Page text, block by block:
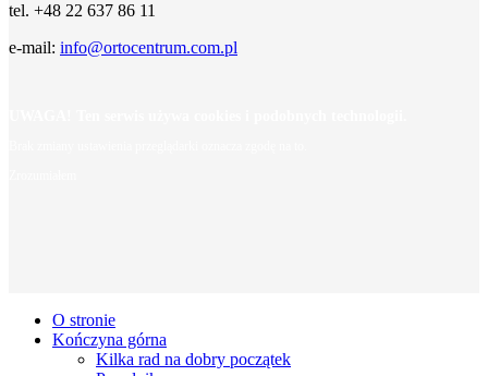
tel. +48 22 637 86 11
e-mail: info@ortocentrum.com.pl
O stronie
Kończyna górna
Kilka rad na dobry początek